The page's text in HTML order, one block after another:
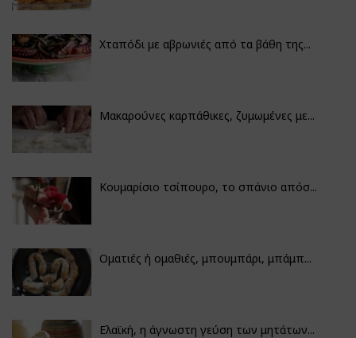
Χταπόδι με αβρωνιές από τα βάθη της...
Μακαρούνες καρπάθικες, ζυμωμένες με...
Κουμαρίσιο τσίπουρο, το σπάνιο απόσ...
Οματιές ή ομαθιές, μπουμπάρι, μπάμπ...
Ελαϊκή, η άγνωστη γεύση των μητάτων...